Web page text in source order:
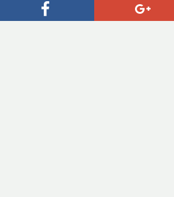
Facebook